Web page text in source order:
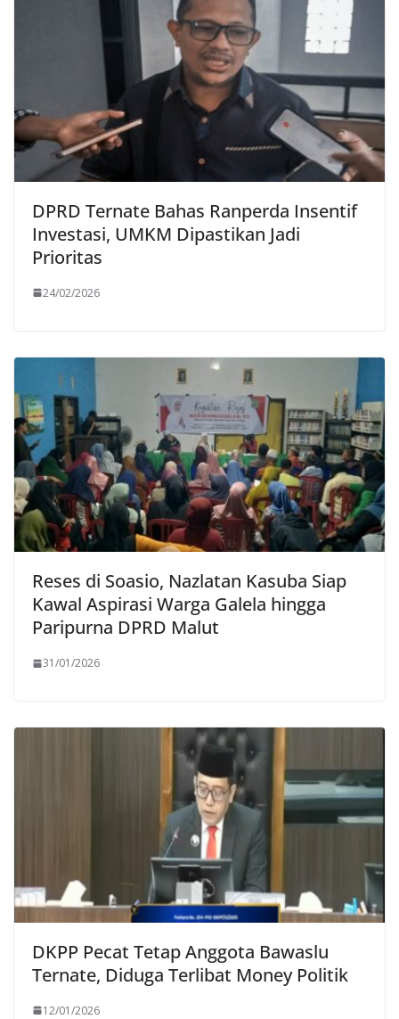
DPRD Ternate Bahas Ranperda Insentif
Investasi, UMKM Dipastikan Jadi
Prioritas
24/02/2026
Reses di Soasio, Nazlatan Kasuba Siap
Kawal Aspirasi Warga Galela hingga
Paripurna DPRD Malut
31/01/2026
DKPP Pecat Tetap Anggota Bawaslu
Ternate, Diduga Terlibat Money Politik
12/01/2026